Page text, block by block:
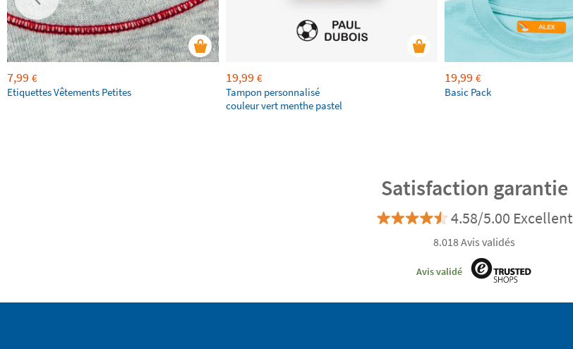
7,99 €
Etiquettes Vêtements Petites
19,99 €
Tampon personnalisé
couleur vert menthe pastel
19,99 €
Basic Pack
Satisfaction garantie
4.58/5.00 Excellent
8.018 Avis validés
Avis validé